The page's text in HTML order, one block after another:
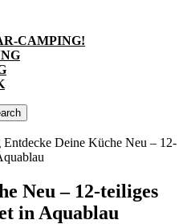
CAMPING!
Entdecke Deine Küche Neu – 12-
Neu – 12-teiliges
in Aquablau